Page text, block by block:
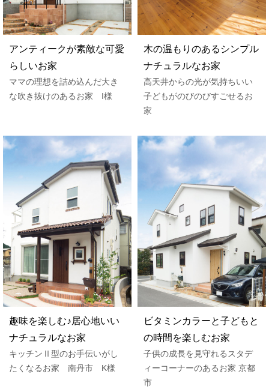
アンティークが素敵な可愛
らしいお家
ママの理想を詰め込んだ大き
な吹き抜けのあるお家 I様
木の温もりのあるシンプル
ナチュラルなお家
高天井からの光が気持ちいい
子どもがのびのびすごせるお
家
趣味を楽しむ♪居心地いい
ナチュラルなお家
キッチンⅡ型のお手伝いがし
たくなるお家 南丹市 K様
ビタミンカラーと子どもと
の時間を楽しむお家
子供の成長を見守れるスタデ
ィーコーナーのあるお家 京都
市